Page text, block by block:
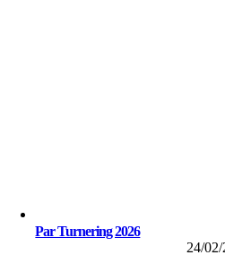
Par Turnering 2026
24/